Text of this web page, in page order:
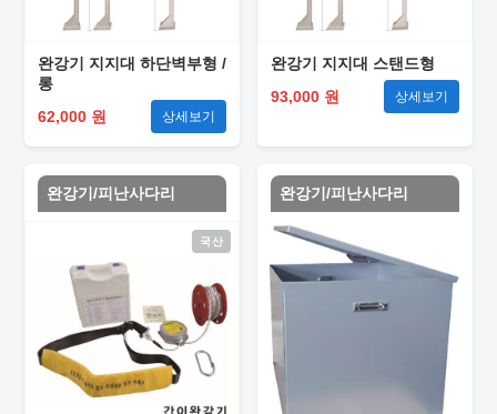
완강기 지지대 하단벽부형 /
롱
62,000 원
상세보기
완강기 지지대 스탠드형
93,000 원
상세보기
완강기/피난사다리
국산
완강기/피난사다리